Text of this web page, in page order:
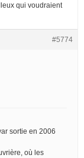
qui voudraient
#5774
sortie en 2006
où les